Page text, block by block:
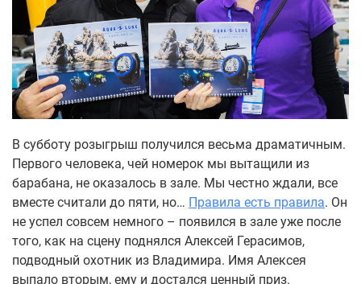
В субботу розыгрыш получился весьма драматичным.
Первого человека, чей номерок мы вытащили из
барабана, не оказалось в зале. Мы честно ждали, все
вместе считали до пяти, но… Правила есть правила. Он
не успел совсем немного – появился в зале уже после
того, как на сцену поднялся Алексей Герасимов,
подводный охотник из Владимира. Имя Алексея
выпало вторым, ему и достался ценный приз.